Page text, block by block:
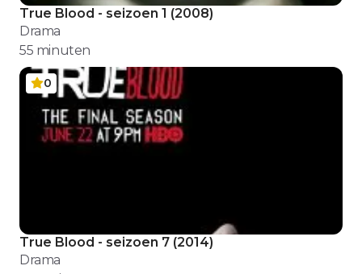
True Blood - seizoen 1 (2008)
Drama
55 minuten
0
True Blood - seizoen 7 (2014)
Drama